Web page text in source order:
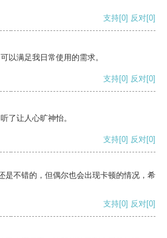
支持[0] 反对[0]
以满足我日常使用的需求。
支持[0] 反对[0]
了让人心旷神怡。
支持[0] 反对[0]
是不错的，但偶尔也会出现卡顿的情况，希
支持[0] 反对[0]